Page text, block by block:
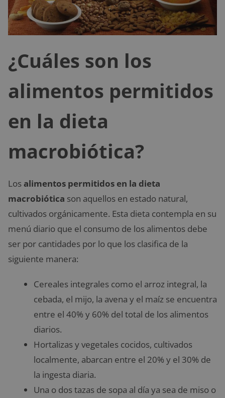
¿Cuáles son los
alimentos permitidos
en la dieta
macrobiótica?
Los alimentos permitidos en la dieta
macrobiótica son aquellos en estado natural,
cultivados orgánicamente. Esta dieta contempla en su
menú diario que el consumo de los alimentos debe
ser por cantidades por lo que los clasifica de la
siguiente manera:
Cereales integrales como el arroz integral, la
cebada, el mijo, la avena y el maíz se encuentra
entre el 40% y 60% del total de los alimentos
diarios.
Hortalizas y vegetales cocidos, cultivados
localmente, abarcan entre el 20% y el 30% de
la ingesta diaria.
Una o dos tazas de sopa al día ya sea de miso o